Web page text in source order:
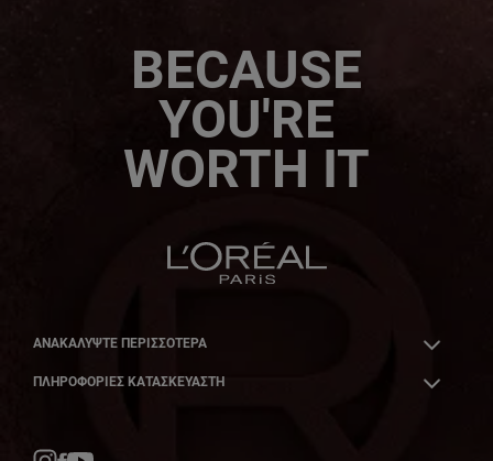
BECAUSE
YOU'RE
WORTH IT
ΑΝΑΚΑΛΎΨΤΕ ΠΕΡΙΣΣΌΤΕΡΑ
ΠΛΗΡΟΦΟΡΙΕΣ ΚΑΤΑΣΚΕΥΑΣΤΗ